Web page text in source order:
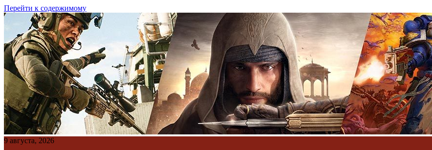
Перейти к содержимому
9 августа, 2026